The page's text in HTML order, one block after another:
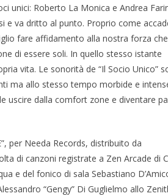
unici: Roberto La Monica e Andrea
e va dritto al punto. Proprio come
fare affidamento alla nostra forza che
di essere soli. In quello stesso istante
vita. Le sonorità de “Il Socio Unico”
ma allo stesso tempo morbide e
uscire dalla comfort zone e diventare
per Needa Records, distribuito da
di canzoni registrate a Zen Arcade di
e del fonico di sala Sebastiano
“Gengy” Di Guglielmo allo